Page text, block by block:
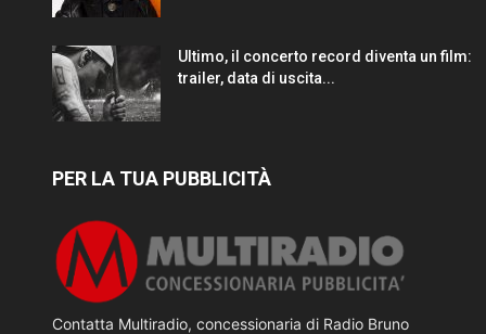
Ultimo, il concerto record diventa un film:
trailer, data di uscita...
PER LA TUA PUBBLICITÀ
Contatta Multiradio, concessionaria di Radio Bruno